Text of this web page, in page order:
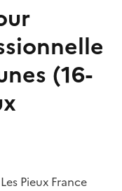
(16-
Les Pieux France